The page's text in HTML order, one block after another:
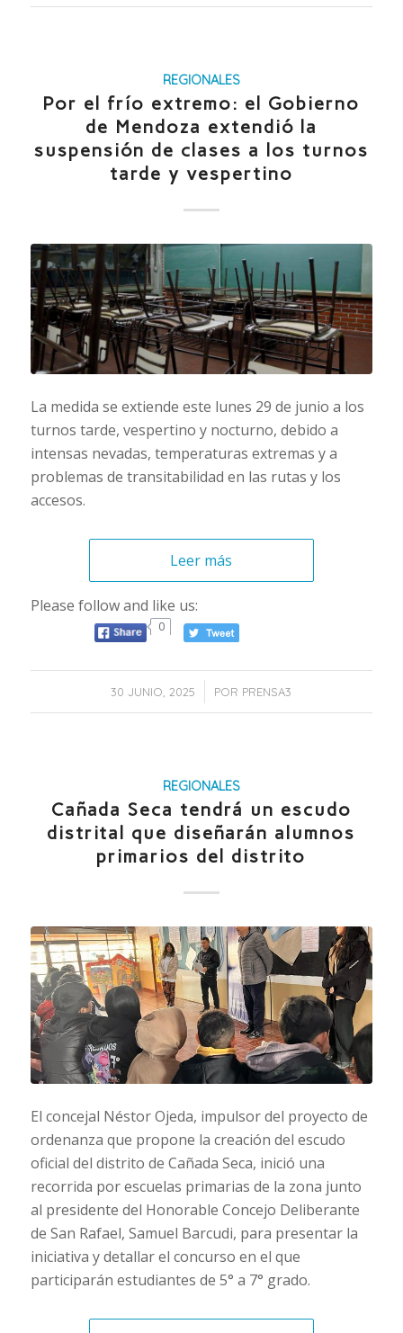
REGIONALES
Por el frío extremo: el Gobierno
de Mendoza extendió la
suspensión de clases a los turnos
tarde y vespertino
La medida se extiende este lunes 29 de junio a los
turnos tarde, vespertino y nocturno, debido a
intensas nevadas, temperaturas extremas y a
problemas de transitabilidad en las rutas y los
accesos.
Leer más
Please follow and like us:
0
30 JUNIO, 2025
/ POR PRENSA3
REGIONALES
Cañada Seca tendrá un escudo
distrital que diseñarán alumnos
primarios del distrito
El concejal Néstor Ojeda, impulsor del proyecto de
ordenanza que propone la creación del escudo
oficial del distrito de Cañada Seca, inició una
recorrida por escuelas primarias de la zona junto
al presidente del Honorable Concejo Deliberante
de San Rafael, Samuel Barcudi, para presentar la
iniciativa y detallar el concurso en el que
participarán estudiantes de 5° a 7° grado.